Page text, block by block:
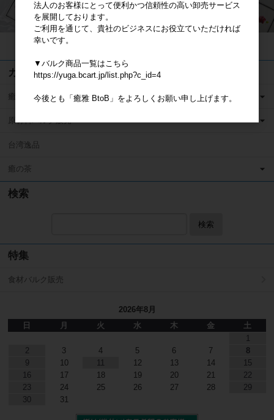
カテゴリ
癒雅膳食 小売用商品
原材料バルク販売
台湾逸品
癒の茶
検索
検索
特集
食材バルク販売
2026年8月
日
月 火 水 木 金
土
1
2
3 4 5 6 7
8
9
10 11 12 13 14
15
16
17 18 19 20 21
22
23
24 25 26 27 28
29
30
31
法人のお客様にとって便利かつ信頼性の高い卸売サービス
を展開しております。
ご利用を通じて、貴社のビジネスにお役立ていただければ
幸いです。
▼バルク商品一覧はこちら
https://yuga.bcart.jp/list.php?c_id=4
今後とも「癒雅 BtoB」をよろしくお願い申し上げます。